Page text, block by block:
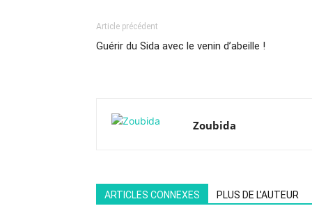
Article précédent
Guérir du Sida avec le venin d’abeille !
Zoubida
ARTICLES CONNEXES PLUS DE L'AUTEUR